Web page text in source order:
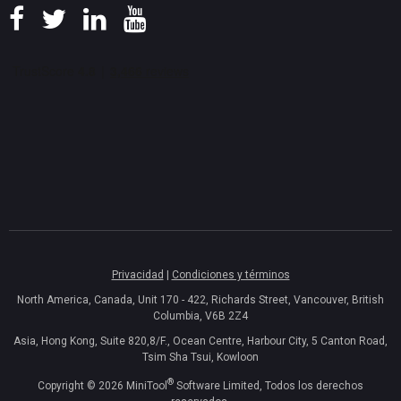
Privacidad
Condiciones y términos
North America, Canada, Unit 170 - 422, Richards Street, Vancouver, British
Columbia, V6B 2Z4
Asia, Hong Kong, Suite 820,8/F., Ocean Centre, Harbour City, 5 Canton Road,
Tsim Sha Tsui, Kowloon
Copyright © 2026 MiniTool ® Software Limited, Todos los derechos